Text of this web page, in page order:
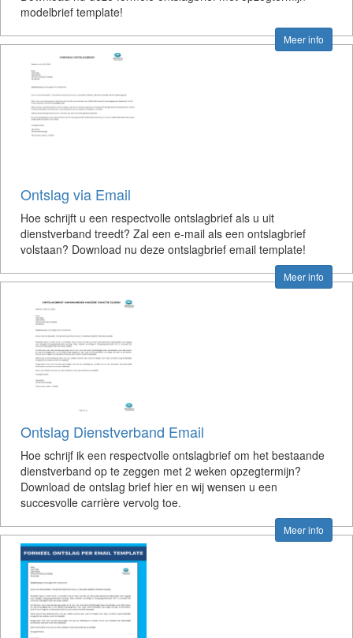
modelbrief template!
Meer info
Ontslag via Email
Hoe schrijft u een respectvolle ontslagbrief als u uit
dienstverband treedt? Zal een e-mail als een ontslagbrief
volstaan? Download nu deze ontslagbrief email template!
Meer info
Ontslag Dienstverband Email
Hoe schrijf ik een respectvolle ontslagbrief om het bestaande
dienstverband op te zeggen met 2 weken opzegtermijn?
Download de ontslag brief hier en wij wensen u een
succesvolle carrière vervolg toe.
Meer info